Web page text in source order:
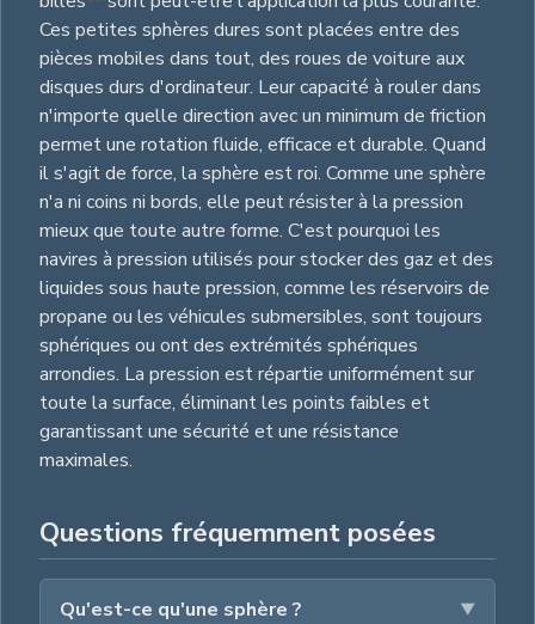
Ces petites sphères dures sont placées entre des
pièces mobiles dans tout, des roues de voiture aux
disques durs d'ordinateur. Leur capacité à rouler dans
n'importe quelle direction avec un minimum de friction
permet une rotation fluide, efficace et durable. Quand
il s'agit de force, la sphère est roi. Comme une sphère
n'a ni coins ni bords, elle peut résister à la pression
mieux que toute autre forme. C'est pourquoi les
navires à pression utilisés pour stocker des gaz et des
liquides sous haute pression, comme les réservoirs de
propane ou les véhicules submersibles, sont toujours
sphériques ou ont des extrémités sphériques
arrondies. La pression est répartie uniformément sur
toute la surface, éliminant les points faibles et
garantissant une sécurité et une résistance
maximales.
Questions fréquemment posées
Qu'est-ce qu'une sphère ?